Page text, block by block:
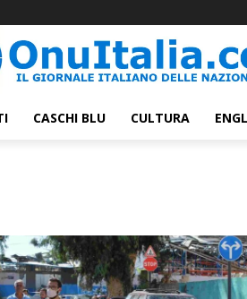
CASCHI BLU CULTURA